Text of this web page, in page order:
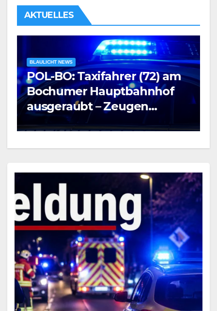
AKTUELLES
BLAULICHT NEWS
POL-BO: Taxifahrer (72) am
Bochumer Hauptbahnhof
ausgeraubt – Zeugen
gesucht